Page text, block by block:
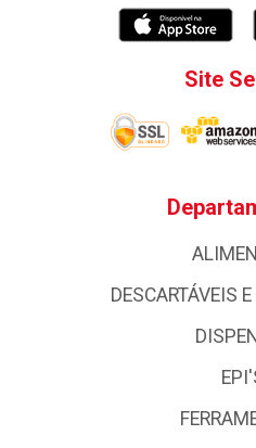
Site
DESCARTÁVEIS